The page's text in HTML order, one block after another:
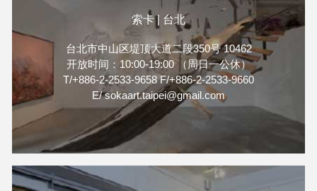
索卡 | 台北
台北市中山区堤顶大道二段350号 10462
开放时间：10:00-19:00 （周日一公休）
T/+886-2-2533-9658 F/+886-2-2533-9660
E/ sokaart.taipei@gmail.com